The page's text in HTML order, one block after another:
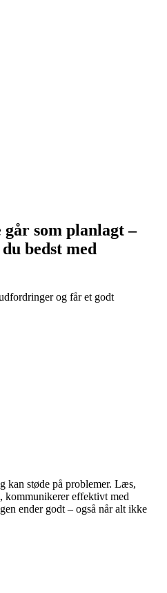
som planlagt –
bedst med
og får et godt
kan støde på problemer. Læs,
kommunikerer effektivt med
ender godt – også når alt ikke